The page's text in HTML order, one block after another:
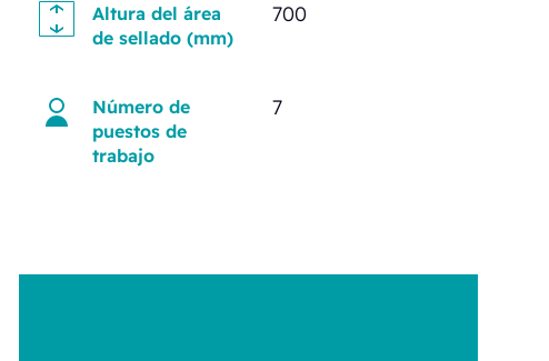
Altura del área
de sellado (mm)
700
Número de
puestos de
trabajo
7